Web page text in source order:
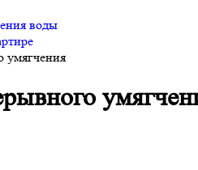
воды
умягчения